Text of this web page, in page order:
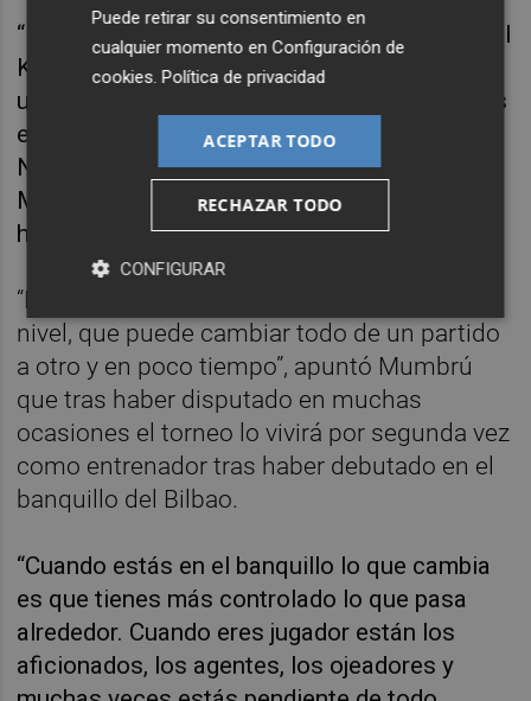
“La Copa siempre es especial, es el torneo del
KO, el que pierde se va a casa”, recordó. “Es
uno de los mejores torneos de Europa, quizás
el mejor con la Final Four de la Euroliga.
Normalmente hay una final entre el Barça y el
Madrid y este año seguro que no y eso la
hace más atractiva”, aseguró.
“Para ganarla son tres partidos de altísimo
nivel, que puede cambiar todo de un partido
a otro y en poco tiempo”, apuntó Mumbrú
que tras haber disputado en muchas
ocasiones el torneo lo vivirá por segunda vez
como entrenador tras haber debutado en el
banquillo del Bilbao.
“Cuando estás en el banquillo lo que cambia
es que tienes más controlado lo que pasa
alrededor. Cuando eres jugador están los
aficionados, los agentes, los ojeadores y
Puede retirar su consentimiento en
cualquier momento enConfiguración de
cookies .Política de privacidad
ACEPTAR TODO
RECHAZAR TODO
CONFIGURAR